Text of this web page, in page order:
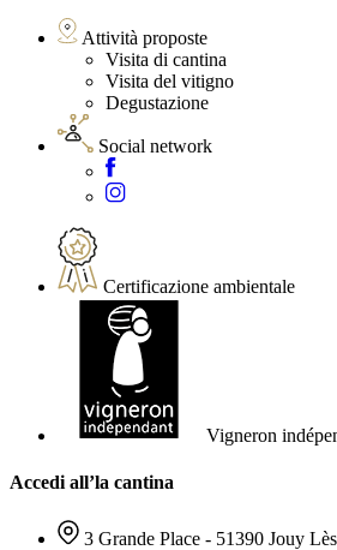
Attività proposte
Visita di cantina
Visita del vitigno
Degustazione
Social network
Certificazione ambientale
Vigneron
Accedi all’la cantina
3 Grande Place - 51390 Jouy